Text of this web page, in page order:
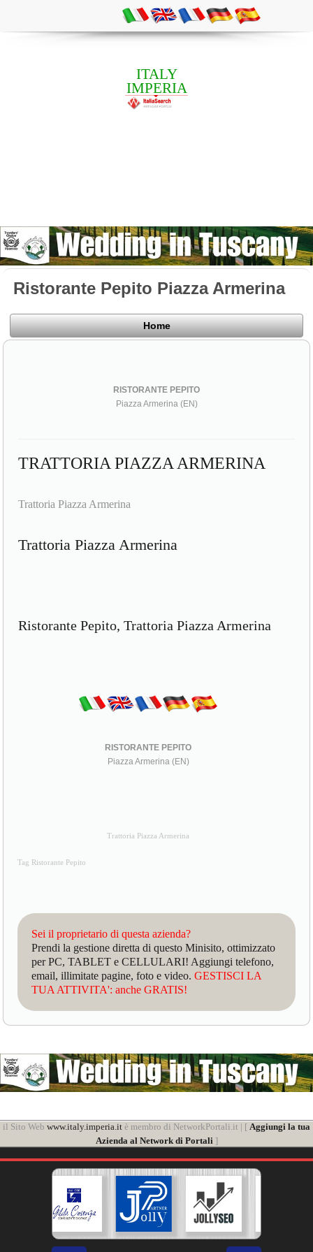
ITALY
IMPERIA
Ristorante Pepito Piazza Armerina
Home
RISTORANTE PEPITO
Piazza Armerina (EN)
TRATTORIA PIAZZA ARMERINA
Trattoria Piazza Armerina
Trattoria Piazza Armerina
Ristorante Pepito, Trattoria Piazza Armerina
RISTORANTE PEPITO
Piazza Armerina (EN)
Trattoria Piazza Armerina
Tag Ristorante Pepito
Sei il proprietario di questa azienda?
Prendi la gestione diretta di questo Minisito, ottimizzato
per PC, TABLET e CELLULARI! Aggiungi telefono,
email, illimitate pagine, foto e video.GESTISCI LA
TUA ATTIVITA': anche GRATIS!
il Sito Web www.italy.imperia.it è membro di NetworkPortali.it | [ Aggiungi la tua
Azienda al Network di Portali]